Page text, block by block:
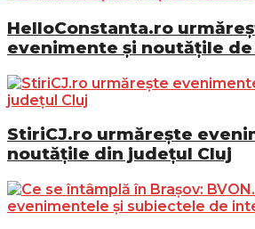
HelloConstanta.ro
evenimente și noutățile
StiriCJ.ro urmărește
noutățile din județul Cluj